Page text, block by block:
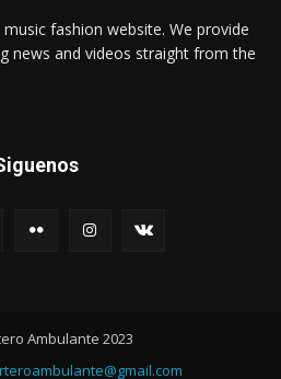
fashion website. We provide
news and videos straight from the
Ambulante 2023